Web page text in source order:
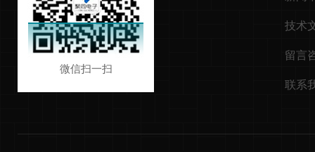
微信扫一扫
技术
留言
联系